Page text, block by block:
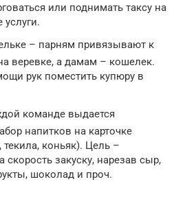
или поднимать таксу на
– парням привязывают к
веревке, а дамам – кошелек.
рук поместить купюру в
команде выдается
напитков на карточке
текила, коньяк). Цель –
скорость закуску, нарезав сыр,
шоколад и проч.